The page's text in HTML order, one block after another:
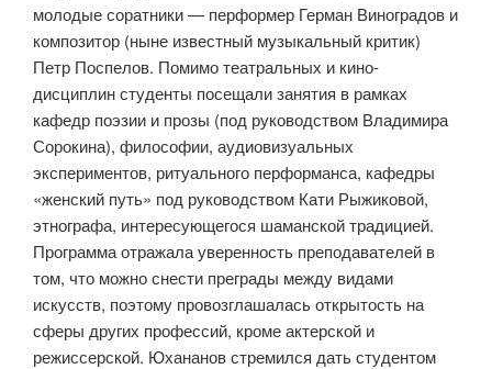
молодые соратники — перформер Герман Виноградов и
композитор (ныне известный музыкальный критик)
Петр Поспелов. Помимо театральных и кино-
дисциплин студенты посещали занятия в рамках
кафедр поэзии и прозы (под руководством Владимира
Сорокина), философии, аудиовизуальных
экспериментов, ритуального перформанса, кафедры
«женский путь» под руководством Кати Рыжиковой,
этнографа, интересующегося шаманской традицией.
Программа отражала уверенность преподавателей в
том, что можно снести преграды между видами
искусств, поэтому провозглашалась открытость на
сферы других профессий, кроме актерской и
режиссерской. Юхананов стремился дать студентом